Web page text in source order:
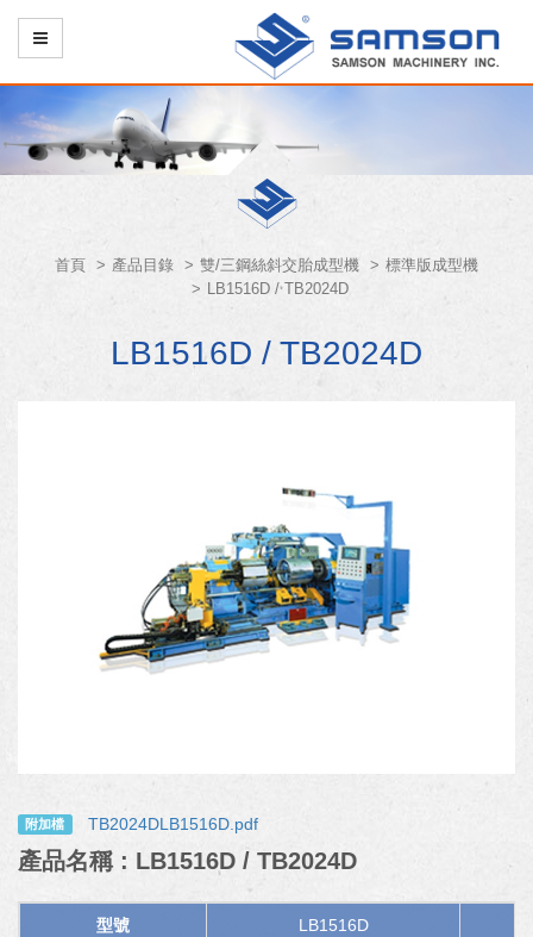
首頁 產品目錄 雙/三鋼絲斜交胎成型機
標準版成型機
LB1516D / TB2024D
LB1516D / TB2024D
附加檔 TB2024DLB1516D.pdf
產品名稱 : LB1516D / TB2024D
型號 LB1516D